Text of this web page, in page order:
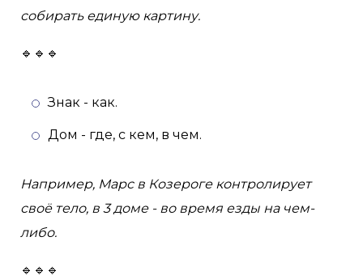
собирать единую картину.
🔹🔹🔹
Знак - как.
Дом - где, с кем, в чем.
Например, Марс в Козероге контролирует
своё тело, в 3 доме - во время езды на чем-
либо.
🔹🔹🔹